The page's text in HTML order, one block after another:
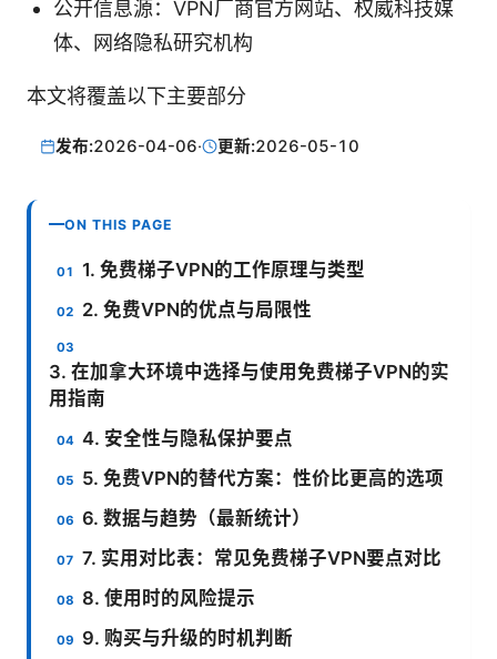
公开信息源：VPN厂商官方网站、权威科技媒
体、网络隐私研究机构
本文将覆盖以下主要部分
发布:2026-04-06· 更新:2026-05-10
ON THIS PAGE
1. 免费梯子VPN的工作原理与类型
2. 免费VPN的优点与局限性
3. 在加拿大环境中选择与使用免费梯子VPN的实
用指南
4. 安全性与隐私保护要点
5. 免费VPN的替代方案：性价比更高的选项
6. 数据与趋势（最新统计）
7. 实用对比表：常见免费梯子VPN要点对比
8. 使用时的风险提示
9. 购买与升级的时机判断